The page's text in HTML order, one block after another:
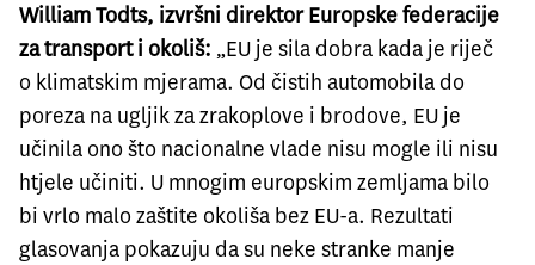
William Todts, izvršni direktor Europske federacije
za transport i okoliš: „EU je sila dobra kada je riječ
o klimatskim mjerama. Od čistih automobila do
poreza na ugljik za zrakoplove i brodove, EU je
učinila ono što nacionalne vlade nisu mogle ili nisu
htjele učiniti. U mnogim europskim zemljama bilo
bi vrlo malo zaštite okoliša bez EU-a. Rezultati
glasovanja pokazuju da su neke stranke manje